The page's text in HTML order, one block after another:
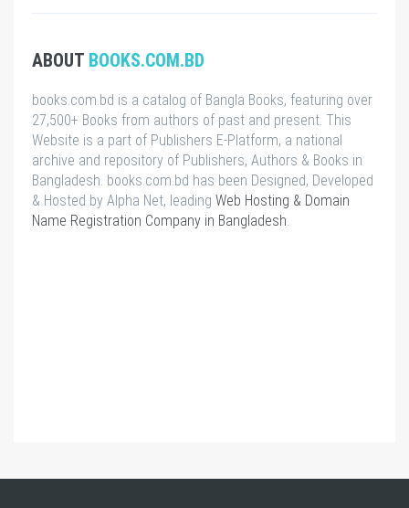
ABOUT BOOKS.COM.BD
books.com.bd is a catalog of Bangla Books, featuring over
27,500+ Books from authors of past and present. This
Website is a part of Publishers E-Platform, a national
archive and repository of Publishers, Authors & Books in
Bangladesh. books.com.bd has been Designed, Developed
& Hosted by Alpha Net, leading Web Hosting & Domain
Name Registration Company in Bangladesh.